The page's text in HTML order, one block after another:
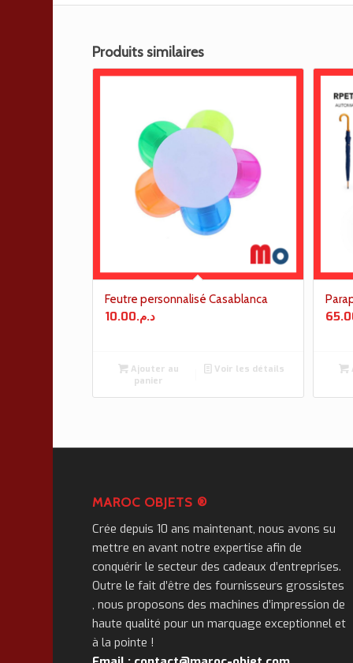
Produits similaires
Feutre personnalisé Casablanca
د.م.10.00
Ajouter au
panier
Voir les détails
MAROC OBJETS ®
Crée depuis 10 ans maintenant, nous avons su
mettre en avant notre expertise afin de
conquérir le secteur des cadeaux d’entreprises.
Outre le fait d’être des fournisseurs grossistes
, nous proposons des machines d’impression de
haute qualité pour un marquage exceptionnel et
à la pointe !